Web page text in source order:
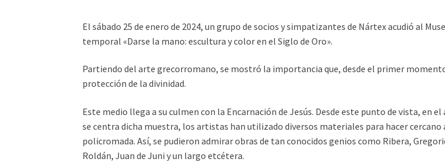
El sábado 25 de enero de 2024, un grupo de socios y simpatizantes de Nártex acudió al
temporal «Darse la mano: escultura y color en el Siglo de Oro».
Partiendo del arte grecorromano, se mostró la importancia que, desde el primer
protección de la divinidad.
Este medio llega a su culmen con la Encarnación de Jesús. Desde este punto de vista, en
se centra dicha muestra, los artistas han utilizado diversos materiales para hacer
policromada. Así, se pudieron admirar obras de tan conocidos genios como Ribera,
Roldán, Juan de Juni y un largo etcétera.